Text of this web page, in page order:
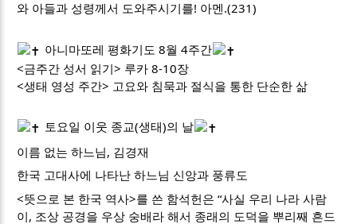
와 아들과 성령께서 도와주시기를! 아멘.(231)
아니마또레 평화기도 8월 4주간
<금주간 성서 읽기> 루카 8-10장
<생태 영성 주간> 고요와 침묵과 절식을 통한 단순한 삶
토요일 이웃 종교(생태)의 날
이름 없는 하느님, 김경재
한국 고대사에 나타난 하느님 신앙과 풍류도
<뜻으로 본 한국 역사>를 쓴 함석헌은 “사실 우리 나라 사람
이, 조상 공경을 우상 숭배라 해서 종래의 도덕을 뿌리째 흔드